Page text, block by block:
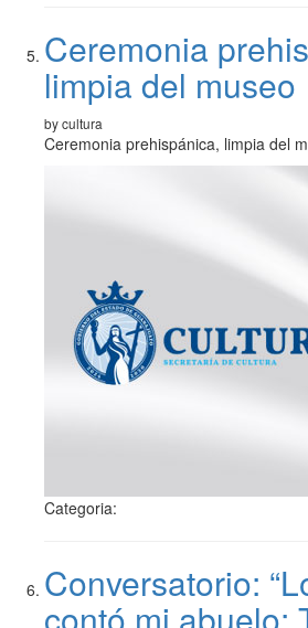
Ceremonia
limpia del museo
by cultura
Ceremonia prehispánica, limpia del
Categoria:
Conversatorio: